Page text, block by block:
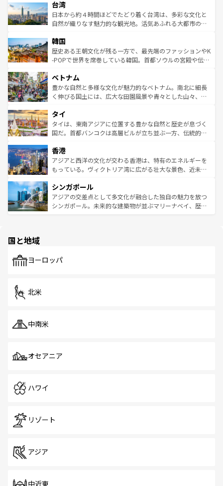
ならではの贅沢な旅のスタイルだ。 なお、新着のアメリカ
情報はコンテンツ一覧を参照してほしい。
れるおもてなしの心で訪れる人々を迎えてくれるハワイの
人々、おいしいローカルフードやハワイアンミュージッ
ク、伝統的なフラダンスなど、すべてがハワイの魅力を彩
ワイを、存分に味わってほしい。 なお、新着のハワイ情報
はコンテンツ一覧を参照してほしい。
リアリーフや大陸中央部にそびえるウルル（エアーズロッ
ク）、タスマニアの美しい原生林やケアンズの熱帯雨林な
ど、見どころがたくさん。また、カフェやワイン、オージ
いる。アクティビティも充実しており、サーフィンやダイ
ビング、ハイキングなど、アウトドア好きにはたまらな
い。オーストラリアの多彩な魅力を存分に味わいつくそ
参照してほしい。
台湾
日本から約４時間ほどでたどり着く台湾は、多彩な文化と
自然が織りなす魅力的な観光地。活気あふれる大都市の台
ン）、静ひつな山岳地帯である台湾東部など、都市の喧騒
と山間の静けさが共存しており、訪れる人に新しい発見と
驚きをもたらしてくれる。また、奥深い台湾の食文化も魅
容にもいいと評判のスイーツなど、バラエティ豊かな料理
が味わえる。 なお、新着の台湾情報は コンテンツ一覧を参
照してほしい。
韓国
歴史ある王朝文化が残る一方で、最先端のファッションやK
-POPで世界を席巻している韓国。首都ソウルの宮殿や伝統
き、地方に足を延ばせば四季折々の自然美を楽しむことが
できる。そして、キムチや焼肉、絶品のストリートフード
まで、さまざまな韓国料理が待っている。夜には、韓国な
リティに包まれながら、韓国の多彩な魅力を心ゆくまで味
わってみてほしい。 なお、新着の韓国情報はコンテンツ一
覧を参照してほしい。
ベトナム
豊かな自然と多様な文化が魅力的なベトナム。南北に細長
く伸びる国土には、広大な田園風景や青々とした山々、世
急速な発展と共に伝統が息づく。ハノイの古い町並みやホ
ーチミン市のフランス統治時代の建物も、独特の雰囲気を
醸し出している。また、バラエティの豊かさとおいしさで
とつ。フォーやバインミー、ベトナムコーヒーなどは、ぜ
ひ現地で味わいたい。どの地域を訪れてもあたたかい人々
が旅行者を迎えてくれるので、きっと忘れられない旅にな
参照してほしい。
タイ
タイは、東南アジアに位置する豊かな自然と歴史が息づく
国だ。首都バンコクは高層ビルが立ち並ぶ一方、伝統的な
の活気が交差している。北部ではチェンマイなどの山岳地
帯で自然と触れ合い、南部ではプーケットやクラビの美し
いビーチでリゾート気分を楽しむことができる。タイ料理
激する。気候は一年中温暖で、どの季節にも異なる楽しみ
が待っている。親しみやすいタイの人々、仏教を中心とし
た文化、そして多様な観光資源が、訪れる旅人を魅了し続
香港
アジアと西洋の文化が交わる香港は、特有のエネルギーを
もっている。ヴィクトリア湾に広がる壮大な景色、近未来
み、どこを訪れても感動するはず。観光スポットが密集し
ており、効率よく見どころを回れるのも魅力。息をのむよ
うな絶景から文化的な体験まで、香港を存分に楽しみ尽く
シンガポール
アジアの交差点として多文化が融合した独自の魅力を放つ
シンガポール。未来的な建築物が並ぶマリーナベイ、歴史
で、ホーカーズは地元の風情を楽しめる外せないスポット
国と地域
ヨーロッパ
北米
中南米
オセアニア
ハワイ
リゾート
アジア
中近東